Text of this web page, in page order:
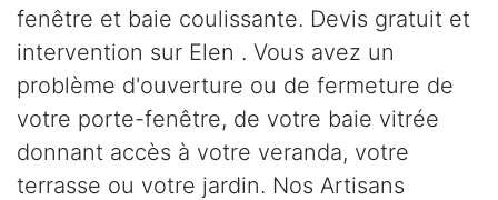
fenêtre et baie coulissante. Devis gratuit et
intervention sur Elen . Vous avez un
problème d'ouverture ou de fermeture de
votre porte-fenêtre, de votre baie vitrée
donnant accès à votre veranda, votre
terrasse ou votre jardin. Nos Artisans